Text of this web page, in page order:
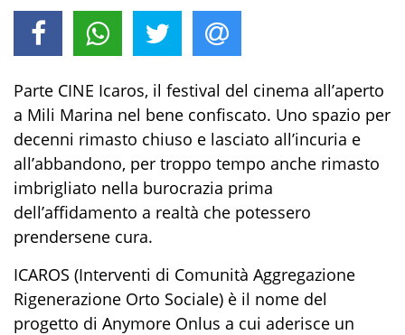
Parte CINE Icaros, il festival del cinema all’aperto
a Mili Marina nel bene confiscato. Uno spazio per
decenni rimasto chiuso e lasciato all’incuria e
all’abbandono, per troppo tempo anche rimasto
imbrigliato nella burocrazia prima
dell’affidamento a realtà che potessero
prendersene cura.
ICAROS (Interventi di Comunità Aggregazione
Rigenerazione Orto Sociale) è il nome del
progetto di Anymore Onlus a cui aderisce un